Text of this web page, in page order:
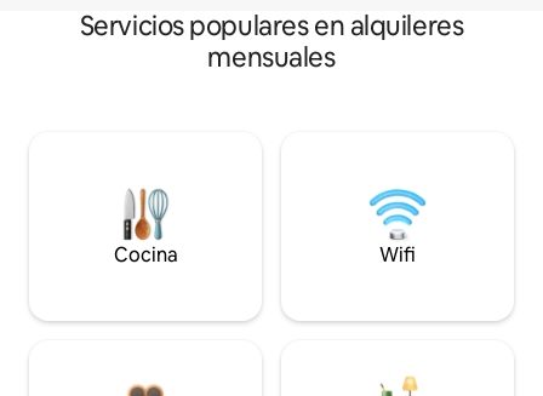
Servicios populares en alquileres
mensuales
Cocina Wifi